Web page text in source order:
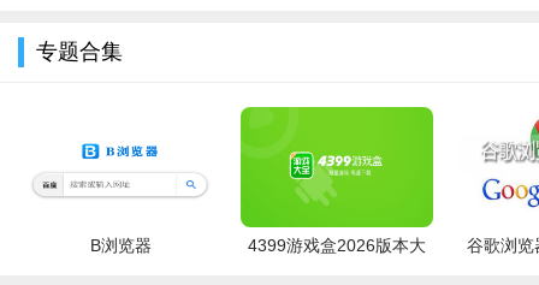
专题合集
B浏览器
4399游戏盒2026版本大
谷歌浏览